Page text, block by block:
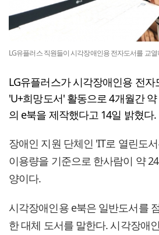
LG유플러스 직원들이 시각장애인용 전자도서를 교
LG유플러스가 시각장애인용 전자
'U+희망도서' 활동으로 4개월간
의 e북을 제작했다고 14일 밝혔다.
장애인 지원 단체인 'IT로 열린도
이용량을 기준으로 한사람이 약
양이다.
시각장애인용 e북은 일반도서를
한 대체 도서를 말한다. 시각장애